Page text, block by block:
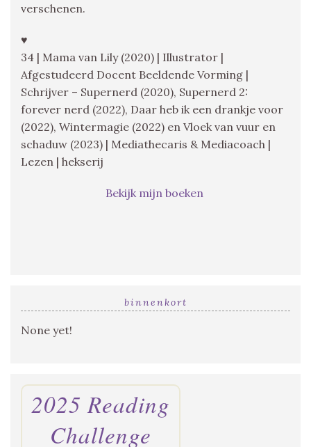
verschenen.
♥
34 | Mama van Lily (2020) | Illustrator |
Afgestudeerd Docent Beeldende Vorming |
Schrijver – Supernerd (2020), Supernerd 2:
forever nerd (2022), Daar heb ik een drankje voor
(2022), Wintermagie (2022) en Vloek van vuur en
schaduw (2023) | Mediathecaris & Mediacoach |
Lezen | hekserij
Bekijk mijn boeken
binnenkort
None yet!
2025 Reading
Challenge